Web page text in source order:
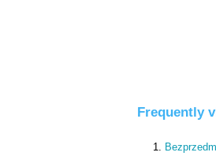
Frequently